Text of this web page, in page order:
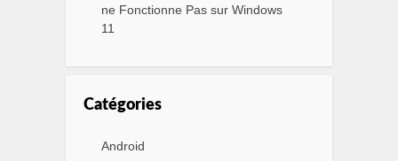
ne Fonctionne Pas sur Windows
11
Catégories
Android